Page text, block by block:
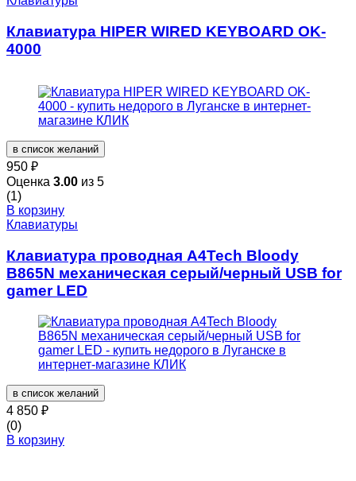
Клавиатура HIPER WIRED KEYBOARD OK-
4000
в список желаний
950 ₽
Оценка 3.00 из 5
(1)
В корзину
Клавиатуры
Клавиатура проводная A4Tech Bloody
B865N механическая серый/черный USB for
gamer LED
в список желаний
4 850 ₽
(0)
В корзину